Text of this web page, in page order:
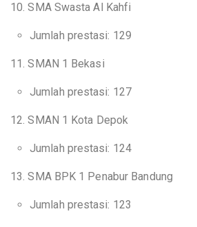
10. SMA Swasta Al Kahfi
Jumlah prestasi: 129
11. SMAN 1 Bekasi
Jumlah prestasi: 127
12. SMAN 1 Kota Depok
Jumlah prestasi: 124
13. SMA BPK 1 Penabur Bandung
Jumlah prestasi: 123